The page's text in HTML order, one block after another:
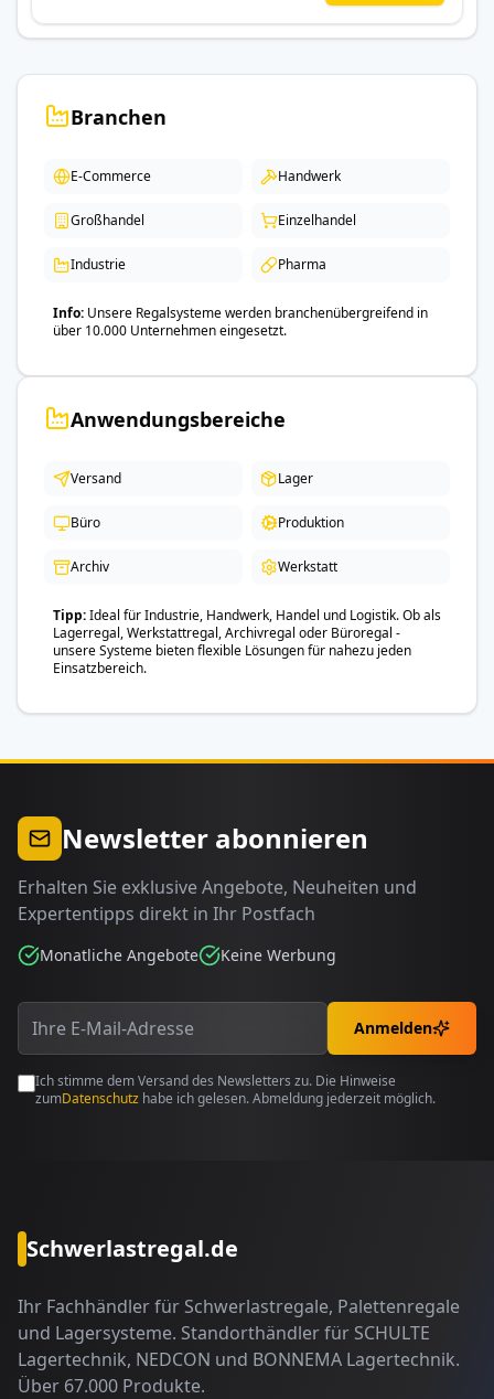
Branchen
E-Commerce Handwerk
Großhandel Einzelhandel
Industrie Pharma
Info Unsere Regalsysteme werden branchenübergreifend in
über 10.000 Unternehmen eingesetzt.
Anwendungsbereiche
Versand Lager
Büro Produktion
Archiv Werkstatt
Tipp Ideal für Industrie, Handwerk, Handel und Logistik. Ob als
Lagerregal, Werkstattregal, Archivregal oder Büroregal -
unsere Systeme bieten flexible Lösungen für nahezu jeden
Einsatzbereich.
Newsletter abonnieren
Erhalten Sie exklusive Angebote, Neuheiten und
Expertentipps direkt in Ihr Postfach
Monatliche Angebote Keine Werbung
Anmelden
Ich stimme dem Versand des Newsletters zu. Die Hinweise
zumDatenschutz habe ich gelesen. Abmeldung jederzeit möglich.
Schwerlastregal.de
Ihr Fachhändler für Schwerlastregale, Palettenregale
und Lagersysteme. Standorthändler für SCHULTE
Lagertechnik, NEDCON und BONNEMA Lagertechnik.
Über 67.000 Produkte.